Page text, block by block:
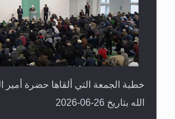
خطبة الجمعة التي ألقاها حضرة أمير
الله بتاريخ 26-06-2026